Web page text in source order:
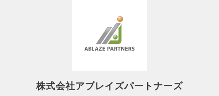
株式会社アブレイズパートナーズ